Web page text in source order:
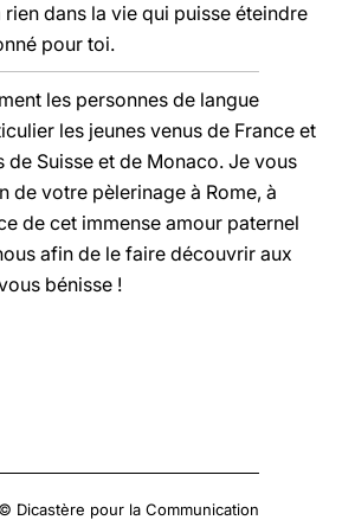
rien dans la vie qui puisse éteindre
pour toi.
les personnes de langue
les jeunes venus de France et
de Suisse et de Monaco. Je vous
de votre pèlerinage à Rome, à
de cet immense amour paternel
afin de le faire découvrir aux
bénisse !
Dicastère pour la Communication